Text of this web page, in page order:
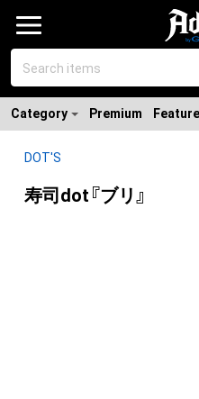
Category Premium
DOT'S
寿司dot『ブリ』